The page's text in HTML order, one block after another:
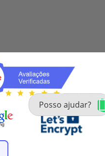
Fale com um especialista
enxoval